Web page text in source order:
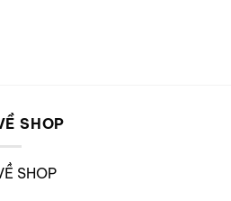
SHOP
SHOP